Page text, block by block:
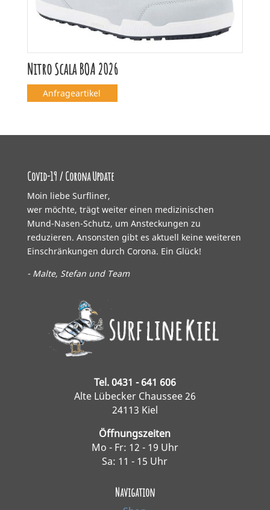
Nitro Scala BOA 2026
Anfrageartikel
Covid-19 / Corona Update
Moin liebe Surfliner,
wer möchte, trägt weiter einen medizinischen
Mund-Nasen-Schutz, um Ansteckungen zu
reduzieren. Ansonsten gibt es aktuell keine weiteren
Einschränkungen durch Corona. Ein Glück!
- Malte, Stefan und Team
Tel. 0431 - 641 606
Alte Lübecker Chaussee 26
24113 Kiel
Öffnungszeiten
Mo - Fr: 12 - 19 Uhr
Sa: 11 - 15 Uhr
Navigation